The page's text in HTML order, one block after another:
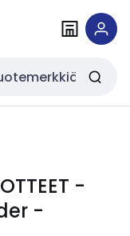
-
-